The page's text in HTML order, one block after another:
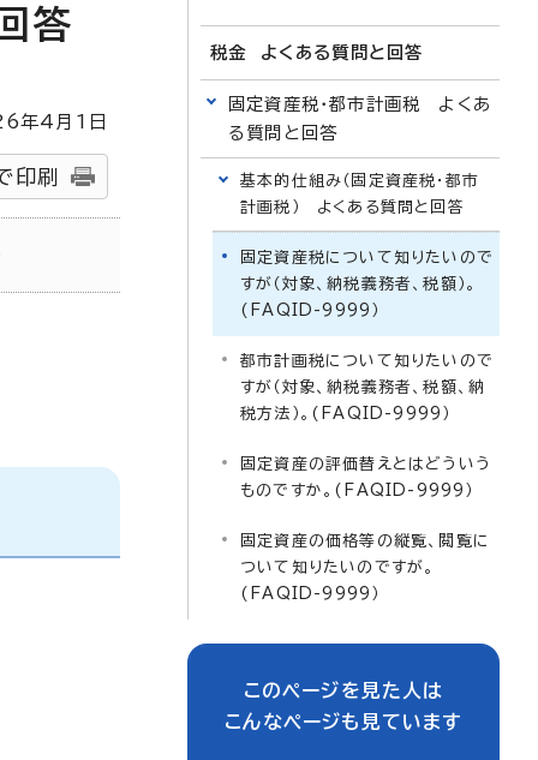
答
年4月1日
印刷
税金 よくある質問と回答
固定資産税・都市計画税 よくあ
る質問と回答
基本的仕組み（固定資産税・都市
計画税） よくある質問と回答
固定資産税について知りたいので
すが（対象、納税義務者、税額）。
(FAQID-9999）
都市計画税について知りたいので
すが（対象、納税義務者、税額、納
税方法）。(FAQID-9999）
固定資産の評価替えとはどういう
ものですか。(FAQID-9999）
固定資産の価格等の縦覧、閲覧に
ついて知りたいのですが。
(FAQID-9999）
このページを見た人は
こんなページも見ています